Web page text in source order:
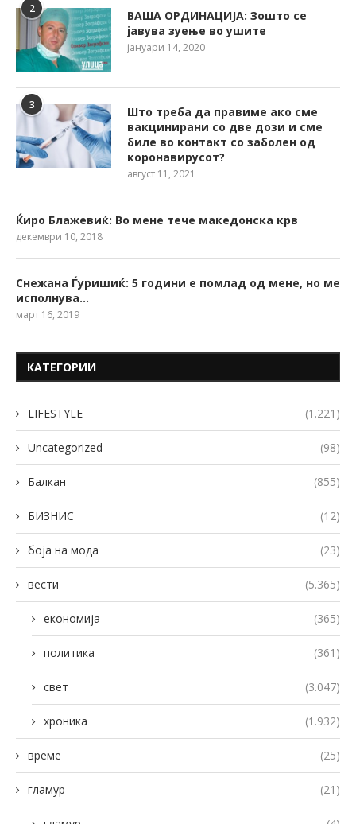
2
ВАША ОРДИНАЦИЈА: Зошто се
јавува зуење во ушите
јануари 14, 2020
3
Што треба да правиме ако сме
вакцинирани со две дози и сме
биле во контакт со заболен од
коронавирусот?
август 11, 2021
Ќиро Блажевиќ: Во мене тече македонска крв
декември 10, 2018
Снежана Ѓуришиќ: 5 години е помлад од мене, но ме
исполнува…
март 16, 2019
КАТЕГОРИИ
LIFESTYLE (1.221)
Uncategorized (98)
Балкан (855)
БИЗНИС (12)
боја на мода (23)
вести (5.365)
економија (365)
политика (361)
свет (3.047)
хроника (1.932)
време (25)
гламур (21)